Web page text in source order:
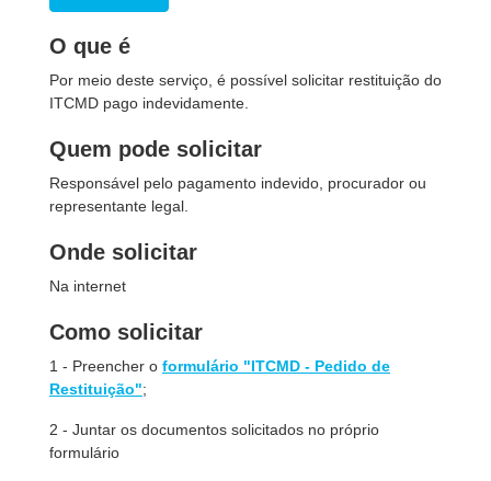
O que é
Por meio deste serviço, é possível solicitar restituição do
ITCMD pago indevidamente.
Quem pode solicitar
Responsável pelo pagamento indevido, procurador ou
representante legal.
Onde solicitar
Na internet
Como solicitar
1 - Preencher o formulário "ITCMD - Pedido de
Restituição";
2 - Juntar os documentos solicitados no próprio
formulário